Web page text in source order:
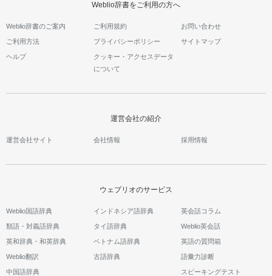
Weblio辞書をご利用の方へ
Weblio辞書のご案内 ご利用規約 お問い合わせ
ご利用方法 プライバシーポリシー サイトマップ
ヘルプ
クッキー・アクセスデータ
について
運営会社の紹介
運営会社サイト 会社情報 採用情報
ウェブリオのサービス
Weblio国語辞典
類語・対義語辞典
英和辞典・和英辞典
Weblio翻訳
中国語辞典
インドネシア語辞典
タイ語辞典
ベトナム語辞典
古語辞典
英会話コラム
Weblio英会話
英語の質問箱
語彙力診断
スピーキングテスト